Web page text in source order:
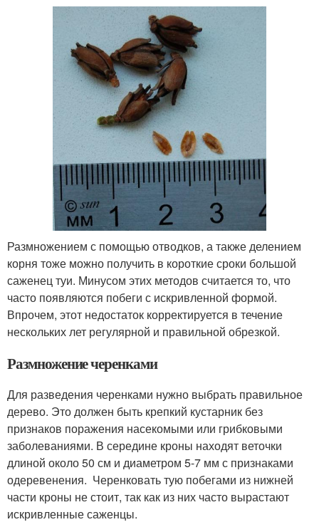
Размножением с помощью отводков, а также делением
корня тоже можно получить в короткие сроки большой
саженец туи. Минусом этих методов считается то, что
часто появляются побеги с искривленной формой.
Впрочем, этот недостаток корректируется в течение
нескольких лет регулярной и правильной обрезкой.
Размножение черенками
Для разведения черенками нужно выбрать правильное
дерево. Это должен быть крепкий кустарник без
признаков поражения насекомыми или грибковыми
заболеваниями. В середине кроны находят веточки
длиной около 50 см и диаметром 5-7 мм с признаками
одеревенения. Черенковать тую побегами из нижней
части кроны не стоит, так как из них часто вырастают
искривленные саженцы.